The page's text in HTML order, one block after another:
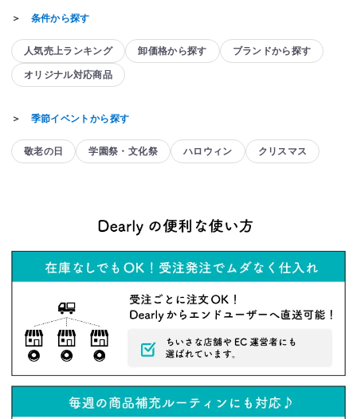
＞ 条件から探す
人気売上ランキング 卸価格から探す ブランドから探す
オリジナル対応商品
＞ 季節イベントから探す
敬老の日 学園祭・文化祭 ハロウィン クリスマス